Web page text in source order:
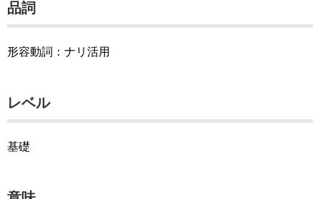
品詞
形容動詞：ナリ活用
レベル
基礎